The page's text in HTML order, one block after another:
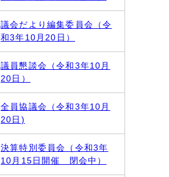
議会だより編集委員会（令
和3年10月20日）
議員懇談会（令和3年10月
20日）
全員協議会（令和3年10月
20日)
決算特別委員会（令和3年
10月15日開催 閉会中）